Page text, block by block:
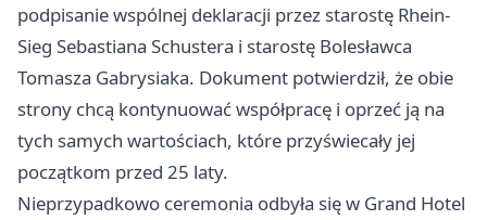
podpisanie wspólnej deklaracji przez starostę Rhein-
Sieg Sebastiana Schustera i starostę Bolesławca
Tomasza Gabrysiaka. Dokument potwierdził, że obie
strony chcą kontynuować współpracę i oprzeć ją na
tych samych wartościach, które przyświecały jej
początkom przed 25 laty.
Nieprzypadkowo ceremonia odbyła się w Grand Hotel